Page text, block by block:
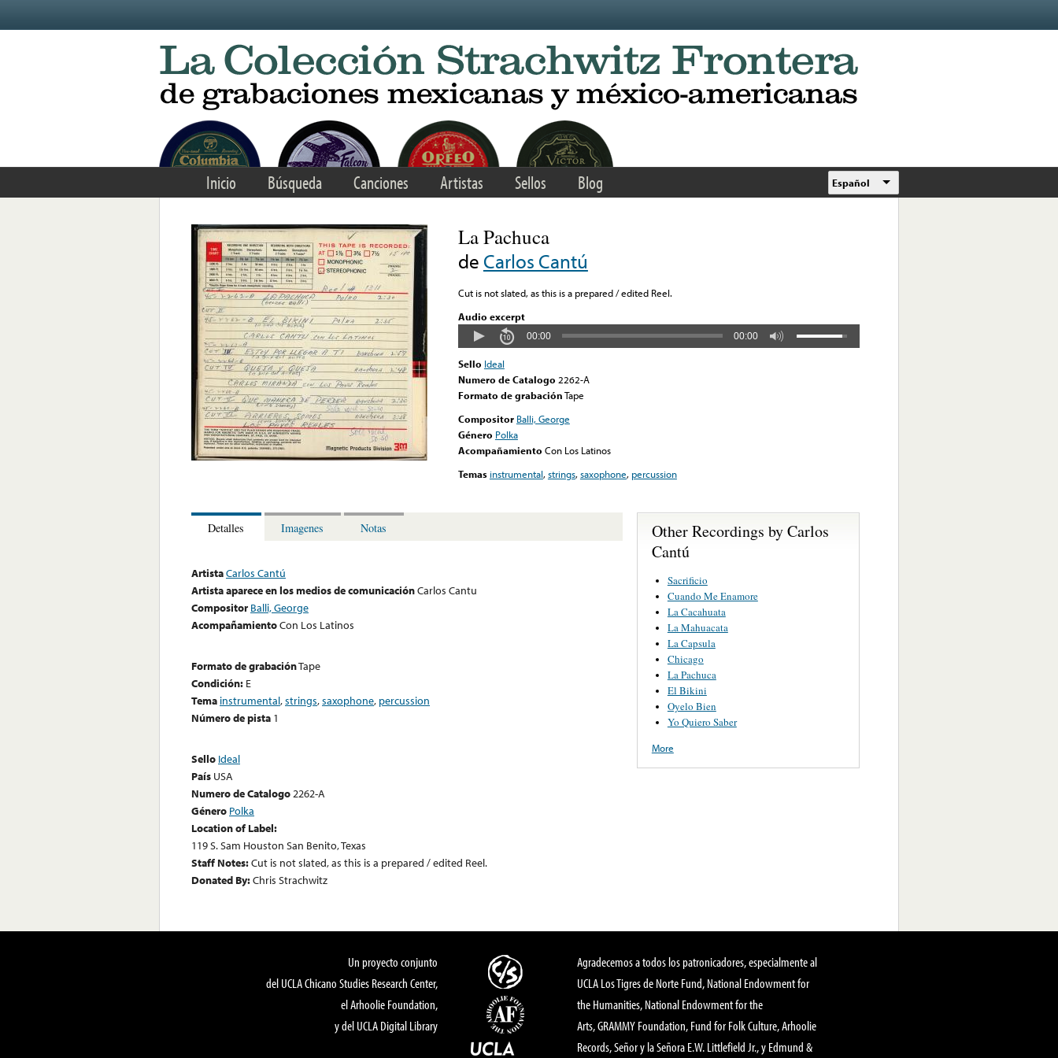
Inicio Búsqueda Canciones Artistas Sellos Blog Español
La Pachuca
de Carlos Cantú
Cut is not slated, as this is a prepared / edited Reel.
Audio excerpt
00:00 00:00
Sello Ideal
Numero de Catalogo 2262-A
Formato de grabaciónTape
Compositor Balli, George
Género Polka
Acompañamiento Con Los Latinos
Temas instrumental,strings,saxophone, percussion
Detalles Imagenes Notas
ArtistaCarlos Cantú
Artista aparece en los medios de comunicaciónCarlos Cantu
Compositor Balli, George
AcompañamientoCon Los Latinos
Formato de grabaciónTape
Condición: E
Tema instrumental,strings,saxophone, percussion
Número de pista 1
Sello Ideal
País USA
Numero de Catalogo2262-A
Género Polka
Location of Label:
119 S. Sam Houston San Benito, Texas
Staff Notes:Cut is not slated, as this is a prepared / edited Reel.
Donated By:Chris Strachwitz
Other Recordings by Carlos
Cantú
Sacrificio
Cuando Me Enamore
La Cacahuata
La Mahuacata
La Capsula
Chicago
La Pachuca
El Bikini
Oyelo Bien
Yo Quiero Saber
More
Un proyecto conjunto
del UCLA Chicano Studies Research Center,
el Arhoolie Foundation,
y del UCLA Digital Library
Agradecemos a todos los patronicadores, especialmente al
UCLA Los Tigres de Norte Fund, National Endowment for
the Humanities, National Endowment for the
Arts, GRAMMY Foundation, Fund for Folk Culture, Arhoolie
Records, Señor y la Señora E.W. Littlefield Jr., y Edmund &